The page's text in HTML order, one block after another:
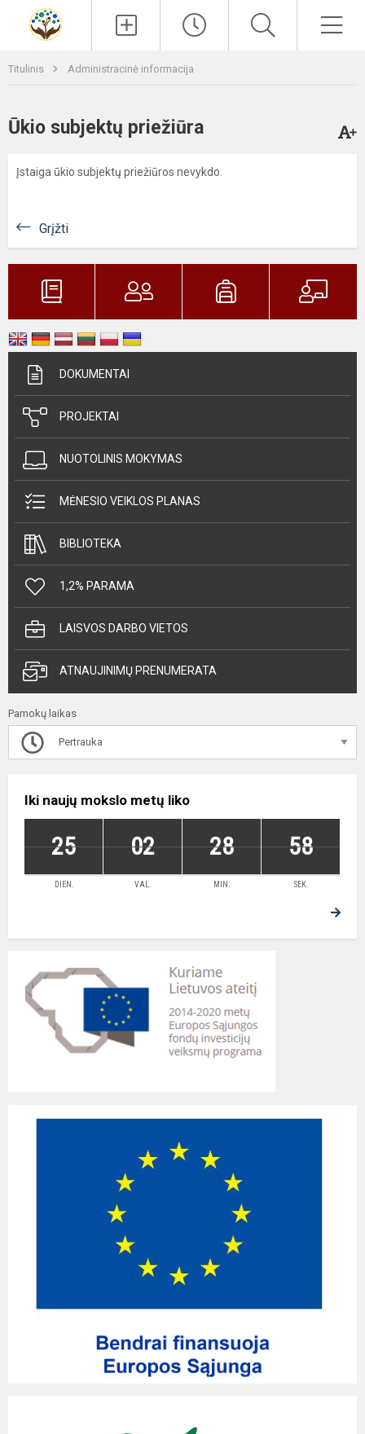
Titulinis Administracinė informacija
Ūkio subjektų priežiūra
Įstaiga ūkio subjektų priežiūros nevykdo.
Grįžti
DOKUMENTAI
PROJEKTAI
NUOTOLINIS MOKYMAS
MĖNESIO VEIKLOS PLANAS
BIBLIOTEKA
1,2% PARAMA
LAISVOS DARBO VIETOS
ATNAUJINIMŲ PRENUMERATA
Pamokų laikas
Pertrauka
Iki naujų mokslo metų liko
25 02 28 58
DIEN. VAL. MIN. SEK.